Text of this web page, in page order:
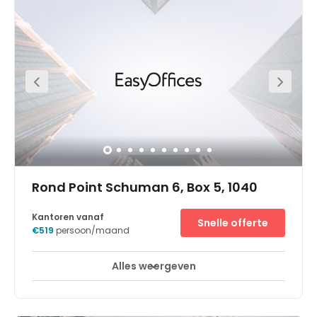
ambassades, het parlementsgebouw, de Europese
zich bovendien in de omgeving van de Grote Ring rond
Brussel en het treinstation Brussel-Schuman, waar u
directe trein- en busverbindingen heeft.Het is gevestigd in
een onlangs gerenoveerd gebouw in de Europese wijk
van de stad, een levendige en bruisende buurt die op
moderne bedrijven is afgestemd. Het historisch centrum
van Brussel ligt op slechts een paar minuten
wandelafstand, dus u kunt altijd even een pauze nemen
om een van de vele restaurants, winkels en cafés te
bezoeken.
Rond Point Schuman 6, Box 5, 1040
Break-Out Ruimtes Stadscentrum
Kantoren vanaf
€519 persoon/maand
Snelle offerte
Alles weergeven